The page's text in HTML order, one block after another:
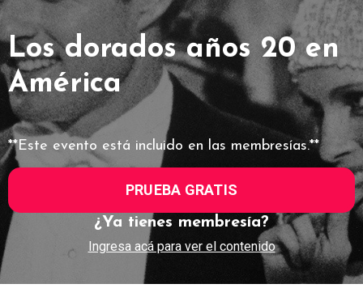
Los dorados años 20 en
América
**Este evento está incluido en las membresías.**
PRUEBA GRATIS
¿Ya tienes membresía?
Ingresa acá para ver el contenido